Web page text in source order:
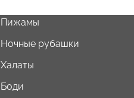
Пижамы
Ночные рубашки
Халаты
Боди